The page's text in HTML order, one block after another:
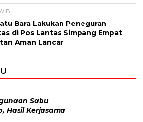
Bara Lakukan Peneguran
di Pos Lantas Simpang Empat
Aman Lancar
Sabu
Hasil Kerjasama